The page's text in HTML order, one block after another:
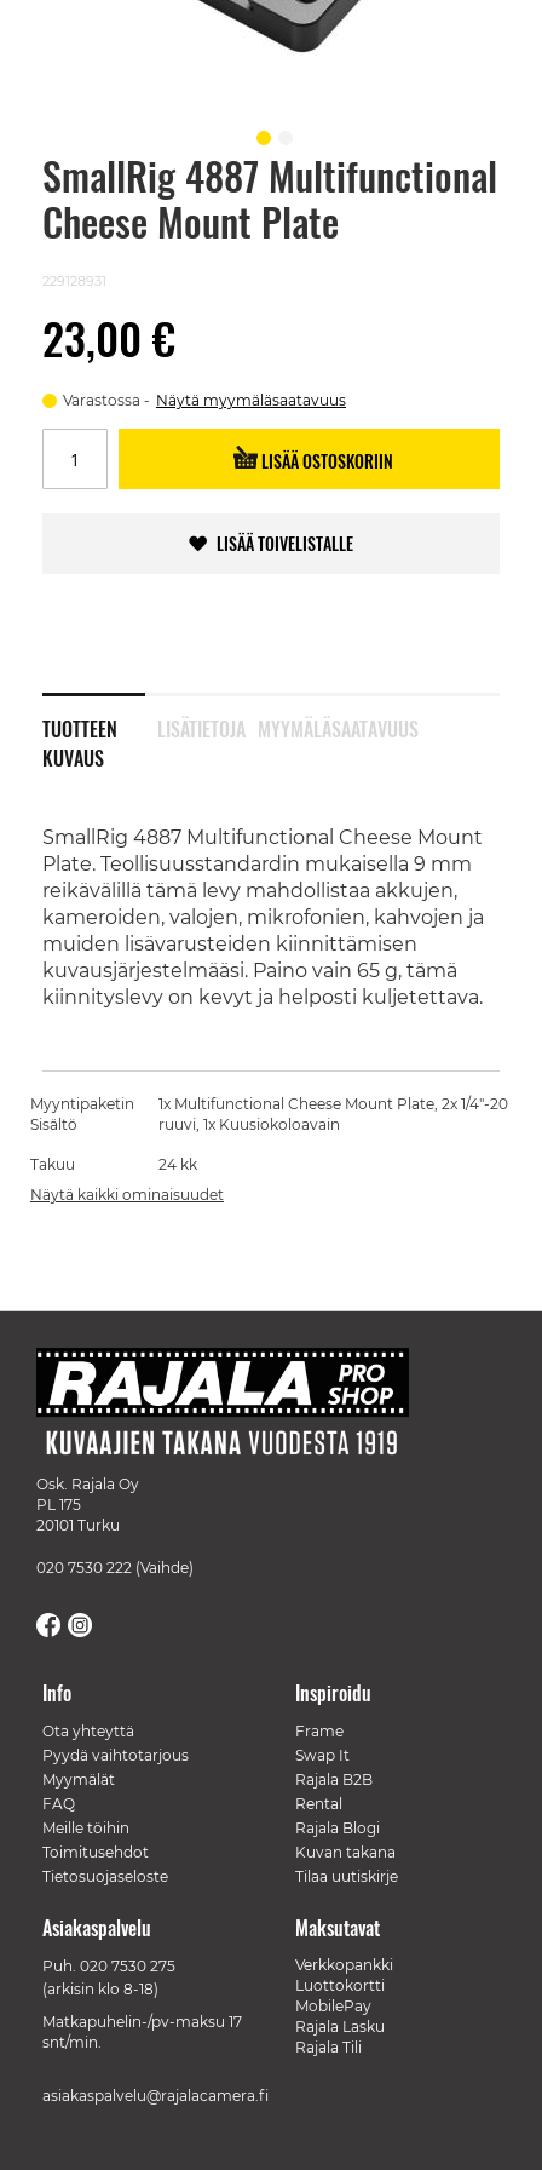
SmallRig 4887 Multifunctional
Cheese Mount Plate
229128931
23,00 €
Varastossa Näytä myymäläsaatavuus
LISÄÄ OSTOSKORIIN
LISÄÄ TOIVELISTALLE
TUOTTEEN
KUVAUS
SmallRig 4887 Multifunctional Cheese Mount
Plate. Teollisuusstandardin mukaisella 9 mm
reikävälillä tämä levy mahdollistaa akkujen,
kameroiden, valojen, mikrofonien, kahvojen ja
muiden lisävarusteiden kiinnittämisen
kuvausjärjestelmääsi. Paino vain 65 g, tämä
kiinnityslevy on kevyt ja helposti kuljetettava.
LISÄTIETOJA MYYMÄLÄSAATAVUUS
Skip
beginning
images
Myyntipaketin
Sisältö
1x Multifunctional Cheese Mount Plate, 2x 1/4"-20
ruuvi, 1x Kuusiokoloavain
Takuu
24 kk
Näytä kaikki ominaisuudet
Osk. Rajala Oy
PL 175
20101 Turku
020 7530 222 (Vaihde)
Info
Ota yhteyttä
Pyydä vaihtotarjous
Myymälät
FAQ
Meille töihin
Toimitusehdot
Tietosuojaseloste
Inspiroidu
Frame
Swap It
Rajala B2B
Rental
Rajala Blogi
Kuvan takana
Tilaa uutiskirje
Maksutavat
Verkkopankki
Luottokortti
MobilePay
Rajala Lasku
Rajala Tili
Asiakaspalvelu
Puh. 020 7530 275
(arkisin klo 8-18)
Matkapuhelin-/pv-maksu 17
snt/min.
asiakaspalvelu@rajalacamera.fi